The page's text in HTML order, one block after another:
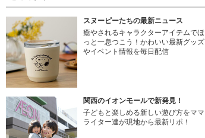
スヌーピーたちの最新ニュース
癒やされるキャラクターアイテムでほ
っと一息つこう！かわいい最新グッズ
やイベント情報を毎日配信
関西のイオンモールで新発見！
子どもと楽しめる新しい遊び方をママ
ライター達が現地から最新リポ！